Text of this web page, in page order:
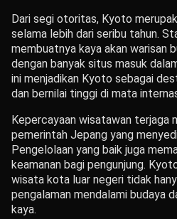
Dari segi otoritas, Kyoto
selama lebih dari seribu tahun.
membuatnya kaya akan warisan
dengan banyak situs masuk
ini menjadikan Kyoto sebagai
dan bernilai tinggi di mata
Kepercayaan wisatawan terjaga
pemerintah Jepang yang
Pengelolaan yang baik juga
keamanan bagi pengunjung.
wisata kota luar negeri tidak
pengalaman mendalami budaya
kaya.